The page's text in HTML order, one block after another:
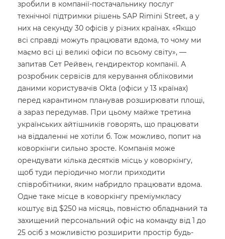
зробили в компанії-постачальнику послуг
технічної підтримки рішень SAP Rimini Street, а у
них на секунду 30 офісів у різних країнах. «Якщо
всі справді можуть працювати вдома, то чому ми
маємо всі ці великі офіси по всьому світу», —
запитав Сет Рейвен, гендиректор компанії. А
розробник сервісів для керування обліковими
даними користувачів Okta (офіси у 13 країнах)
перед карантином планував розширювати площі,
а зараз передумав. При цьому майже третина
українських айтішників говорять, що працювати
на віддаленні не хотіли б. Тож можливо, попит на
коворкінги сильно зросте. Компанія може
орендувати кілька десятків місць у коворкінгу,
щоб туди періодично могли приходити
співробітники, яким набридло працювати вдома.
Одне таке місце в коворкінгу преміумкласу
коштує від $250 на місяць, повністю обладнаний та
захищений персональний офіс на команду від 1 до
25 осіб з можливістю розширити простір будь-